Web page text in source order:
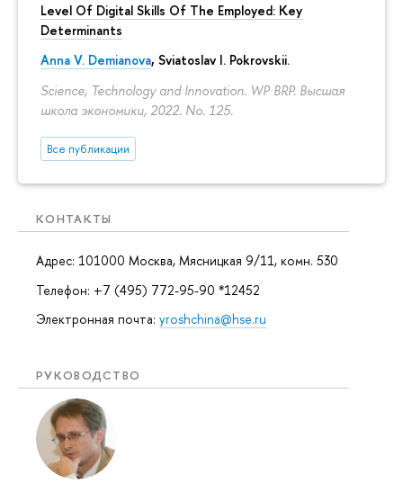
Level Of Digital Skills Of The Employed: Key
Determinants
Anna V. Demianova, Sviatoslav I. Pokrovskii.
Science, Technology and Innovation. WP BRP. Высшая
школа экономики, 2022. No. 125.
Все публикации
КОНТАКТЫ
Адрес: 101000 Москва, Мясницкая 9/11, комн. 530
Телефон: +7 (495) 772-95-90 *12452
Электронная почта: yroshchina@hse.ru
РУКОВОДСТВО